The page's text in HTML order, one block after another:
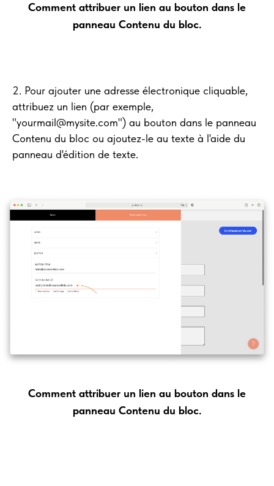
Comment attribuer un lien au bouton dans le
panneau Contenu du bloc.
2. Pour ajouter une adresse électronique cliquable,
attribuez un lien (par exemple,
"yourmail@mysite.com") au bouton dans le panneau
Contenu du bloc ou ajoutez-le au texte à l'aide du
panneau d'édition de texte.
Comment attribuer un lien au bouton dans le
panneau Contenu du bloc.